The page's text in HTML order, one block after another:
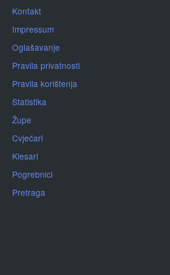
Kontakt
Impressum
Oglašavanje
Pravila privatnosti
Pravila korištenja
Statistika
Župe
Cvjećari
Klesari
Pogrebnici
Pretraga